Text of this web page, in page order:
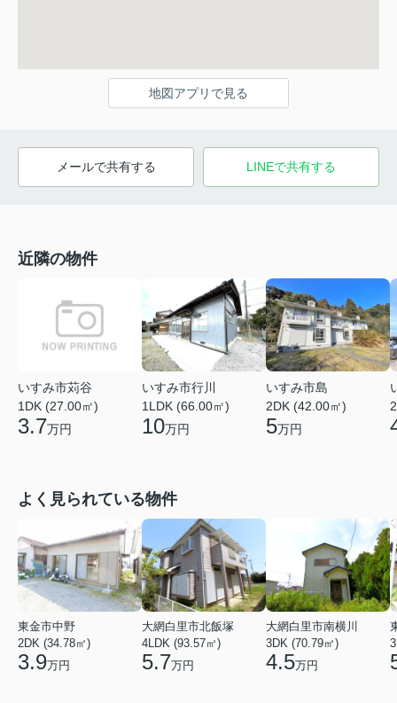
地図アプリで見る
メールで共有する LINEで共有する
近隣の物件
いすみ市苅谷
1DK (27.00㎡)
3.7万円
いすみ市行川
1LDK (66.00㎡)
10万円
いすみ市島
2DK (42.00㎡)
5万円
よく見られている物件
東金市中野
2DK (34.78㎡)
3.9万円
大網白里市北飯塚
4LDK (93.57㎡)
5.7万円
大網白里市南横川
3DK (70.79㎡)
4.5万円